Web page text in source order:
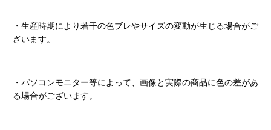
・生産時期により若干の色ブレやサイズの変動が生じる場合がご
ざいます。
・パソコンモニター等によって、画像と実際の商品に色の差があ
る場合がございます。